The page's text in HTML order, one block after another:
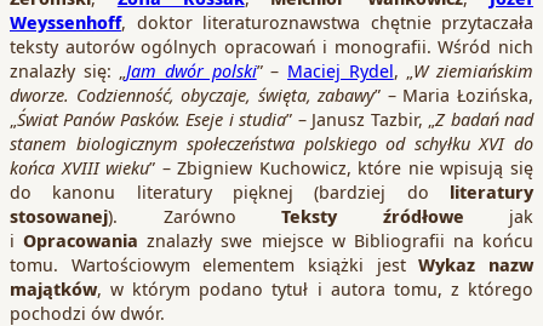
Weyssenhoff, doktor literaturoznawstwa chętnie przytaczała
teksty autorów ogólnych opracowań i monografii. Wśród nich
znalazły się: „ Jam dwór polski” – Maciej Rydel, „ W ziemiańskim
dworze. Codzienność, obyczaje, święta, zabawy” – Maria Łozińska,
Świat Panów Pasków. Eseje i studia” – Janusz Tazbir, „Z badań nad
stanem biologicznym społeczeństwa polskiego od schyłku XVI do
końca XVIII wieku” – Zbigniew Kuchowicz, które nie wpisują się
do kanonu literatury pięknej (bardziej do literatury
stosowanej). Zarówno Teksty źródłowe jak
iOpracowaniaznalazły swe miejsce w Bibliografii na końcu
tomu. Wartościowym elementem książki jestWykaz nazw
majątków, w którym podano tytuł i autora tomu, z którego
pochodzi ów dwór.